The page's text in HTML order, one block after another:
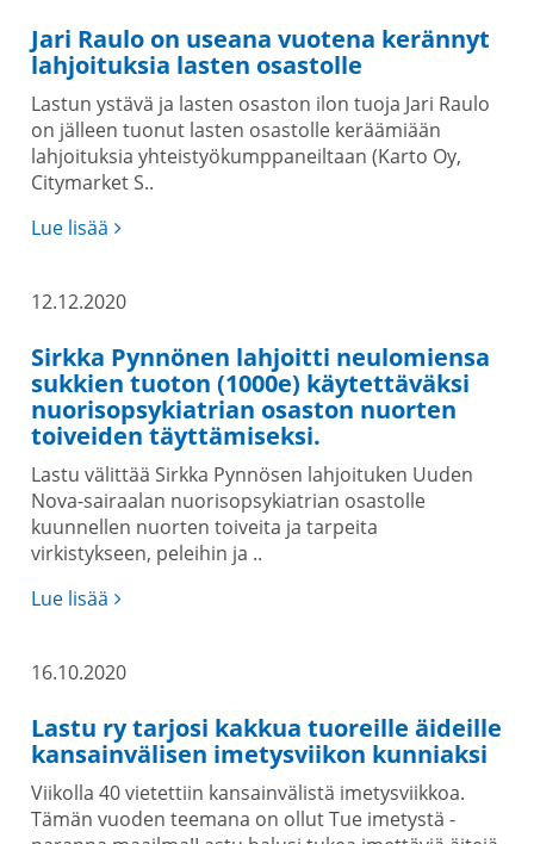
Jari Raulo on useana vuotena kerännyt
lahjoituksia lasten osastolle
Lastun ystävä ja lasten osaston ilon tuoja Jari Raulo
on jälleen tuonut lasten osastolle keräämiään
lahjoituksia yhteistyökumppaneiltaan (Karto Oy,
Citymarket S..
Lue lisää
12.12.2020
Sirkka Pynnönen lahjoitti neulomiensa
sukkien tuoton (1000e) käytettäväksi
nuorisopsykiatrian osaston nuorten
toiveiden täyttämiseksi.
Lastu välittää Sirkka Pynnösen lahjoituken Uuden
Nova-sairaalan nuorisopsykiatrian osastolle
kuunnellen nuorten toiveita ja tarpeita
virkistykseen, peleihin ja ..
Lue lisää
16.10.2020
Lastu ry tarjosi kakkua tuoreille äideille
kansainvälisen imetysviikon kunniaksi
Viikolla 40 vietettiin kansainvälistä imetysviikkoa.
Tämän vuoden teemana on ollut Tue imetystä -